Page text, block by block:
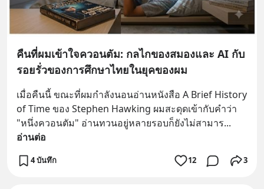
คืนที่ผมเข้าใจควอนตัม: กลไกของสมองและ AI กับ
รอยรั่วของการศึกษาไทยในยุคของผม
เมื่อคืนนี้ ขณะที่ผมกำลังนอนอ่านหนังสือ A Brief History
of Time ของ Stephen Hawking ผมสะดุดเข้ากับคำว่า
"หนึ่งควอนตัม" อ่านทวนอยู่หลายรอบก็ยังไม่สามาร
อ่านต่อ
4 บันทึก 12 3